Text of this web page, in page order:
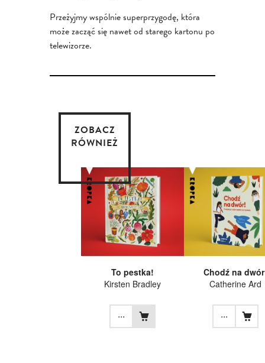
Przeżyjmy wspólnie superprzygodę, która
może zacząć się nawet od starego kartonu po
telewizorze.
ZOBACZ
RÓWNIEŻ
To pestka!
Kirsten Bradley
...
Chodź na
Catherine Ard
...